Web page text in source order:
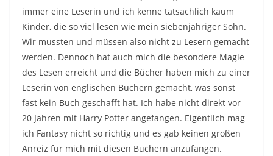
immer eine Leserin und ich kenne tatsächlich kaum
Kinder, die so viel lesen wie mein siebenjähriger Sohn.
Wir mussten und müssen also nicht zu Lesern gemacht
werden. Dennoch hat auch mich die besondere Magie
des Lesen erreicht und die Bücher haben mich zu einer
Leserin von englischen Büchern gemacht, was sonst
fast kein Buch geschafft hat. Ich habe nicht direkt vor
20 Jahren mit Harry Potter angefangen. Eigentlich mag
ich Fantasy nicht so richtig und es gab keinen großen
Anreiz für mich mit diesen Büchern anzufangen.